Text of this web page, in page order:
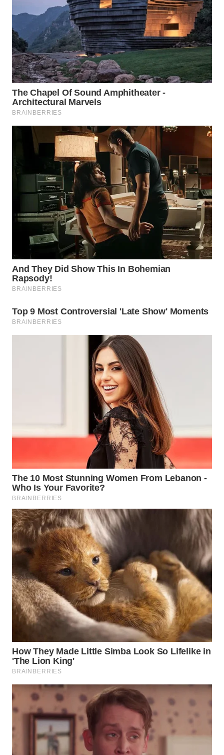
TEBING
TINGGI
WN
PAKPAK
WN
KARAWANG
WN
BEKASI
BOGOR
DEPOK
WN
TAPANULI
UTARA
WN
WN
PADANG
SERIBU
WN
WN
BINJAI
WN
CIREBON
WN
INDRAMAYU
WN
KUNINGAN
MAJALENGKA
WN